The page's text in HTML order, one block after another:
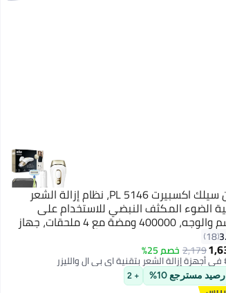
براون سيلك اكسبيرت PL 5146، نظام إزالة الشعر
الضوء المكثف النبضي للاستخدام على
الجسم والوجه، 400000 ومضة مع 4 ملحقات، جهاز
إزالة الشعر FS1000 Face Mini، رأس دقيق، ماكينة
فينوس وحقيبة ناعمة
18
2,179 خصم 25%
+40 مؤخرًا
مسترجع 10% + 2